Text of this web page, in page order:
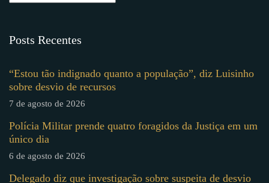
Posts Recentes
“Estou tão indignado quanto a população”, diz Luisinho
sobre desvio de recursos
7 de agosto de 2026
Polícia Militar prende quatro foragidos da Justiça em um
único dia
6 de agosto de 2026
Delegado diz que investigação sobre suspeita de desvio